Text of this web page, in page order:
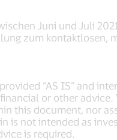
Juni und Juli
zum kontaktlosen,
“AS IS” and
or other
this document, nor
not intended as
is required.